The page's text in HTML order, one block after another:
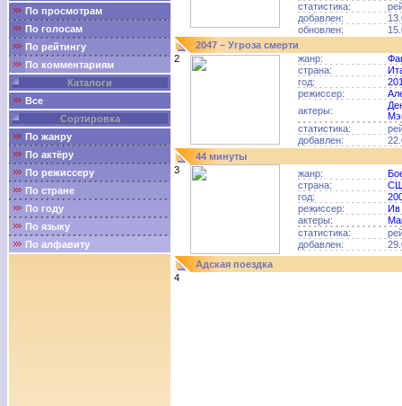
По просмотрам
По голосам
По рейтингу
По комментариям
Каталоги
Все
Сортировка
По жанру
По актёру
По режиссеру
По стране
По году
По языку
По алфавиту
статистика:
добавлен:
обновлен:
2047 – Угроза смерти
2
жанр:
страна:
год:
режиссер:
актеры:
статистика:
добавлен:
44 минуты
3
жанр:
страна:
год:
режиссер:
Ив
актеры:
статистика:
добавлен:
Адская поездка
4